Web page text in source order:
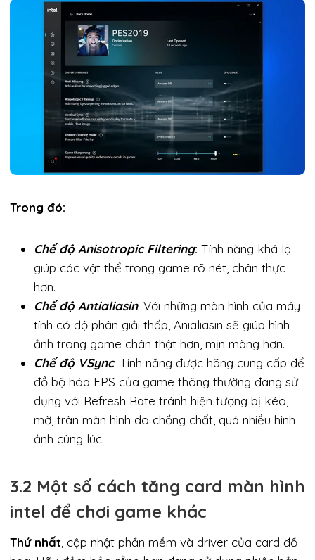
Trong đó:
Chế độ Anisotropic Filtering: Tính năng khá lạ
giúp các vật thể trong game rõ nét, chân thực
hơn.
Chế độ Antialiasin: Với những màn hình của máy
tính có độ phân giải thấp, Anialiasin sẽ giúp hình
ảnh trong game chân thật hơn, mịn màng hơn.
Chế độ VSync: Tính năng được hãng cung cấp để
đồ bộ hóa FPS của game thông thường đang sử
dụng với Refresh Rate tránh hiện tượng bị kéo,
mờ, tràn màn hình do chồng chất, quá nhiều hình
ảnh cùng lúc.
3.2 Một số cách tăng card màn hình
intel để chơi game khác
Thứ nhất, cập nhật phần mềm và driver của card đồ